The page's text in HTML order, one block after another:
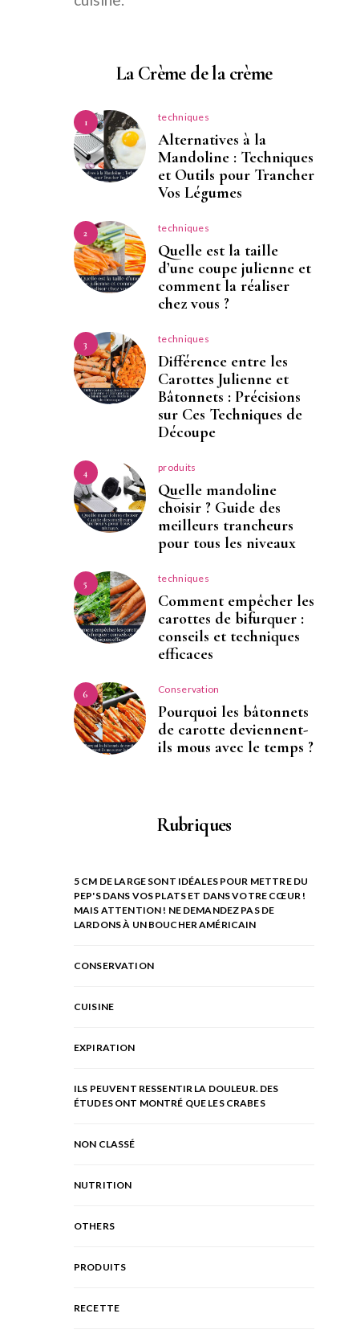
La Crème de la crème
1 techniques
Alternatives à la
Mandoline : Techniques
et Outils pour Trancher
Vos Légumes
2 techniques
Quelle est la taille
d’une coupe julienne et
comment la réaliser
chez vous ?
3 techniques
Différence entre les
Carottes Julienne et
Bâtonnets : Précisions
sur Ces Techniques de
Découpe
4 produits
Quelle mandoline
choisir ? Guide des
meilleurs trancheurs
pour tous les niveaux
5 techniques
Comment empêcher les
carottes de bifurquer :
conseils et techniques
efficaces
6 Conservation
Pourquoi les bâtonnets
de carotte deviennent-
ils mous avec le temps ?
Rubriques
5 CM DE LARGE SONT IDÉALES POUR METTRE DU
PEP'S DANS VOS PLATS ET DANS VOTRE CŒUR !
MAIS ATTENTION ! NE DEMANDEZ PAS DE
LARDONS À UN BOUCHER AMÉRICAIN
CONSERVATION
CUISINE
EXPIRATION
ILS PEUVENT RESSENTIR LA DOULEUR. DES
ÉTUDES ONT MONTRÉ QUE LES CRABES
NON CLASSÉ
NUTRITION
OTHERS
PRODUITS
RECETTE